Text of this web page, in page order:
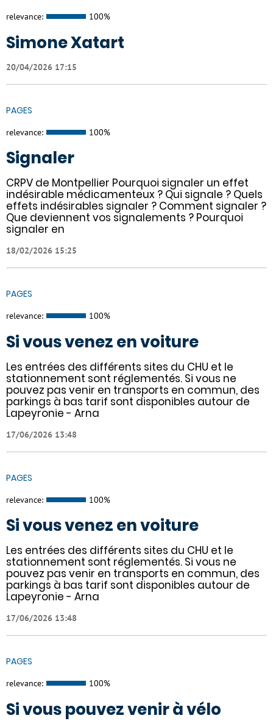
relevance: 100%
Simone Xatart
20/04/2026 17:15
PAGES
relevance: 100%
Signaler
CRPV de Montpellier Pourquoi signaler un effet
indésirable médicamenteux ? Qui signale ? Quels
effets indésirables signaler ? Comment signaler ?
Que deviennent vos signalements ? Pourquoi
signaler en
18/02/2026 15:25
PAGES
relevance: 100%
Si vous venez en voiture
Les entrées des différents sites du CHU et le
stationnement sont réglementés. Si vous ne
pouvez pas venir en transports en commun, des
parkings à bas tarif sont disponibles autour de
Lapeyronie - Arna
17/06/2026 13:48
PAGES
relevance: 100%
Si vous venez en voiture
Les entrées des différents sites du CHU et le
stationnement sont réglementés. Si vous ne
pouvez pas venir en transports en commun, des
parkings à bas tarif sont disponibles autour de
Lapeyronie - Arna
17/06/2026 13:48
PAGES
relevance: 100%
Si vous pouvez venir à vélo